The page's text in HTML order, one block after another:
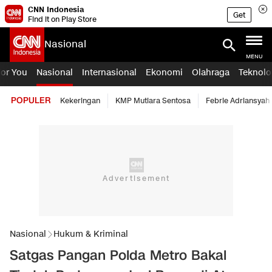
CNN Indonesia
Find it on Play Store
Get
Nasional
MENU
You Nasional Internasional Ekonomi Olahraga
POPULER Kekeringan KMP Mutiara Sentosa Febrie Adriansyah
Nasional Hukum & Kriminal
Satgas Pangan Polda Metro Bakal